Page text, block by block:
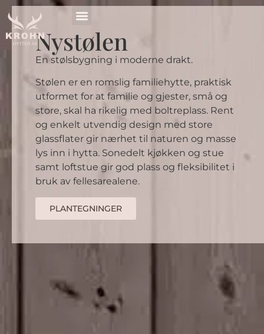
Nystølen
En stølsbygning i moderne drakt.
Stølen er en romslig familiehytte, praktisk
utformet for at familie og gjester, små og
store, skal ha rikelig med boltreplass. Rent
og enkelt utvendig design med store
glassflater gir nærhet til naturen og masse
lys inn i hytta. Sonedelt kjøkken og stue
samt loftstue gir god plass og fleksibilitet i
bruk av fellesarealene.
PLANTEGNINGER